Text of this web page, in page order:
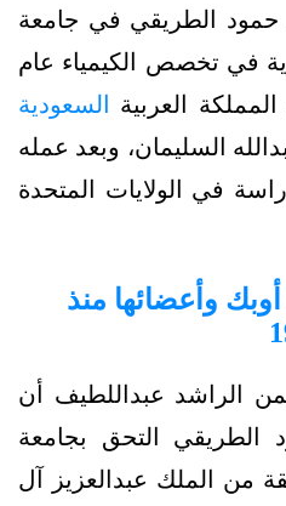
حمود الطريقي في جامعة
في تخصص الكيمياء عام
السعودية
السليمان، وبعد عمله
في الولايات المتحدة
وأعضائها منذ
الراشد عبداللطيف أن
الطريقي التحق بجامعة
من الملك عبدالعزيز آل